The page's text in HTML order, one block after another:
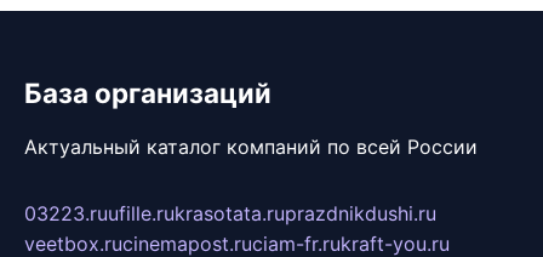
База организаций
Актуальный каталог компаний по всей России
03223.ruufille.rukrasotata.ruprazdnikdushi.ru
veetbox.rucinemapost.ruciam-fr.rukraft-you.ru